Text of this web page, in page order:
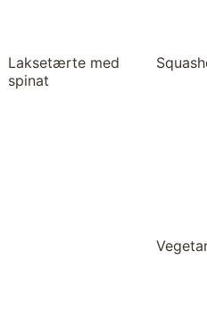
Laksetærte med
spinat